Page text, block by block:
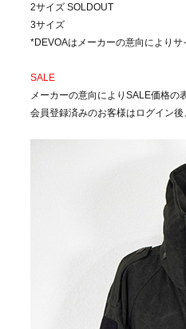
2サイズ SOLDOUT
3サイズ
*DEVOAはメーカーの意向により
SALE
メーカーの意向によりSALE価格の
会員登録済みのお客様はログイン